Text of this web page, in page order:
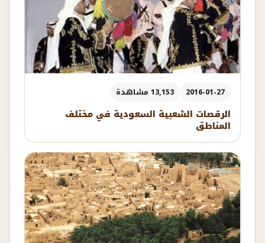
2016-01-27 13,153 مشاهدة
الرقصات الشعبية السعودية في مختلف
المناطق